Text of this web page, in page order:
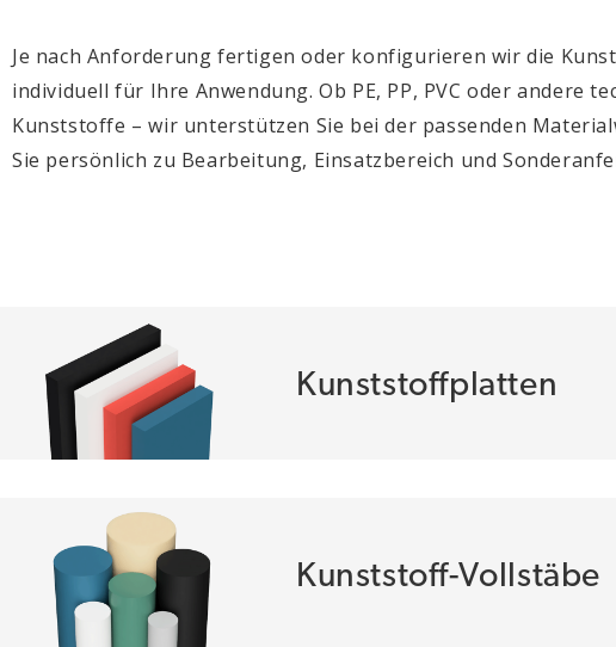
Je nach Anforderung fertigen oder konfigurieren wir die
individuell für Ihre Anwendung. Ob PE, PP, PVC oder andere
Kunststoffe – wir unterstützen Sie bei der passenden
Sie persönlich zu Bearbeitung, Einsatzbereich und
Kunststoffplatten
Kunststoff-Vollstäbe